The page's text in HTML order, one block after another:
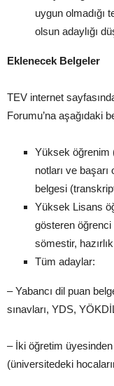
uygun olmadığı
olsun adaylığı
Eklenecek Belgeler
TEV internet
Forumu’na aşağıdaki
Yüksek öğrenim
notları ve
belgesi
Yüksek Lisans
gösteren öğrenci
sömestir,
Tüm adaylar:
– Yabancı dil puan
sınavları, YDS,
– İki öğretim
(üniversitedeki